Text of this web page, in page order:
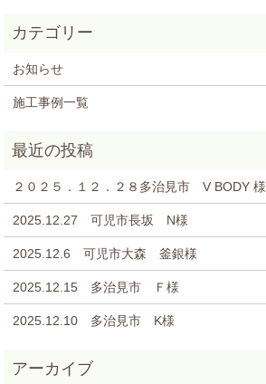
お知らせ
施工事例一覧
２０２５．１２．２８多治見市 V BODY 様
2025.12.27 可児市長坂 N様
2025.12.6 可児市大森 釜銀様
2025.12.15 多治見市 Ｆ様
2025.12.10 多治見市 K様